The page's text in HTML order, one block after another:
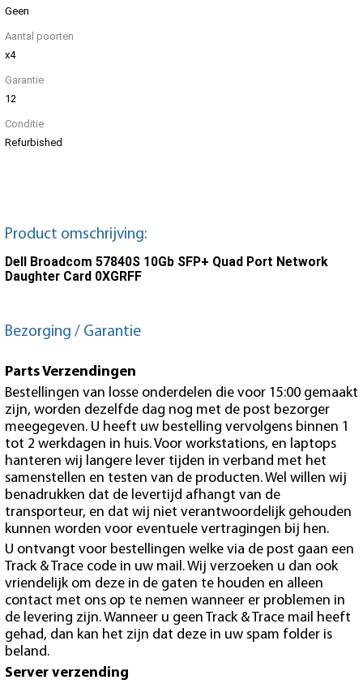
Geen
Aantal poorten
x4
Garantie
12
Conditie
Refurbished
Product omschrijving:
Dell Broadcom 57840S 10Gb SFP+ Quad Port Network
Daughter Card 0XGRFF
Bezorging / Garantie
Parts Verzendingen
Bestellingen van losse onderdelen die voor 15:00 gemaakt
zijn, worden dezelfde dag nog met de post bezorger
meegegeven. U heeft uw bestelling vervolgens binnen 1
tot 2 werkdagen in huis. Voor workstations, en laptops
hanteren wij langere lever tijden in verband met het
samenstellen en testen van de producten. Wel willen wij
benadrukken dat de levertijd afhangt van de
transporteur, en dat wij niet verantwoordelijk gehouden
kunnen worden voor eventuele vertragingen bij hen.
U ontvangt voor bestellingen welke via de post gaan een
Track & Trace code in uw mail. Wij verzoeken u dan ook
vriendelijk om deze in de gaten te houden en alleen
contact met ons op te nemen wanneer er problemen in
de levering zijn. Wanneer u geen Track & Trace mail heeft
gehad, dan kan het zijn dat deze in uw spam folder is
beland.
Server verzending